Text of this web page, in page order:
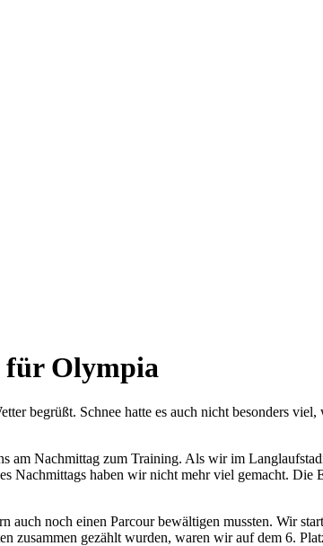
für Olympia
begrüßt. Schnee hatte es auch nicht besonders
am Nachmittag zum Training. Als wir im
haben wir nicht mehr viel gemacht.
noch einen Parcour bewältigen mussten. Wir
zusammen gezählt wurden, waren wir auf dem 6.